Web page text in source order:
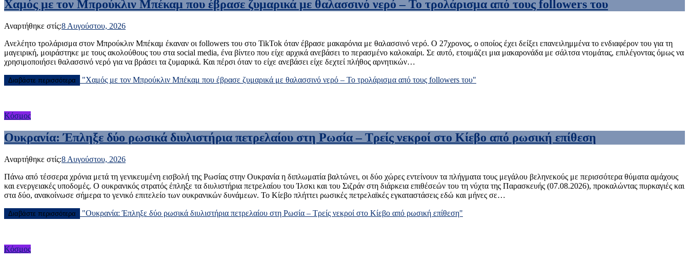
Χαμός με τον Μπρούκλιν Μπέκαμ που έβρασε ζυμαρικά με θαλασσινό νερό – Το τρολάρισμα από τους followers του
Αναρτήθηκε στίς:8 Αυγούστου, 2026
Ανελέητο τρολάρισμα στον Μπρούκλιν Μπέκαμ έκαναν οι followers του στο TikTok όταν έβρασε μακαρόνια με θαλασσινό νερό. Ο 27χρονος, ο οποίος έχει δείξει επανειλημμένα το ενδιαφέρον του για τη
μαγειρική, μοιράστηκε με τους ακολούθους του στα social media, ένα βίντεο που είχε αρχικά ανεβάσει το περασμένο καλοκαίρι. Σε αυτό, ετοιμάζει μια μακαρονάδα με σάλτσα ντομάτας, επιλέγοντας όμως να
χρησιμοποιήσει θαλασσινό νερό για να βράσει τα ζυμαρικά. Και πέρσι όταν το είχε ανεβάσει είχε δεχτεί πλήθος αρνητικών…
Διαβάστε περισσότερα "Χαμός με τον Μπρούκλιν Μπέκαμ που έβρασε ζυμαρικά με θαλασσινό νερό – Το τρολάρισμα από τους followers του"
Κόσμος
Ουκρανία: Έπληξε δύο ρωσικά διυλιστήρια πετρελαίου στη Ρωσία – Τρείς νεκροί στο Κίεβο από ρωσική επίθεση
Αναρτήθηκε στίς:8 Αυγούστου, 2026
Πάνω από τέσσερα χρόνια μετά τη γενικευμένη εισβολή της Ρωσίας στην Ουκρανία η διπλωματία βαλτώνει, οι δύο χώρες εντείνουν τα πλήγματα τους μεγάλου βεληνεκούς με περισσότερα θύματα αμάχους
και ενεργειακές υποδομές. Ο ουκρανικός στρατός έπληξε τα διυλιστήρια πετρελαίου του Ίλσκι και του Σιζράν στη διάρκεια επιθέσεών του τη νύχτα της Παρασκευής (07.08.2026), προκαλώντας πυρκαγιές και
στα δύο, ανακοίνωσε σήμερα το γενικό επιτελείο των ουκρανικών δυνάμεων. Το Κίεβο πλήττει ρωσικές πετρελαϊκές εγκαταστάσεις εδώ και μήνες σε…
Διαβάστε περισσότερα "Ουκρανία: Έπληξε δύο ρωσικά διυλιστήρια πετρελαίου στη Ρωσία – Τρείς νεκροί στο Κίεβο από ρωσική επίθεση"
Κόσμος